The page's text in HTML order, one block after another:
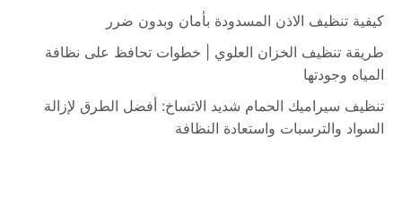
كيفية تنظيف الاذن المسدودة بأمان وبدون ضرر
طريقة تنظيف الخزان العلوي | خطوات تحافظ على نظافة
المياه وجودتها
تنظيف سيراميك الحمام شديد الاتساخ: أفضل الطرق لإزالة
السواد والترسبات واستعادة النظافة